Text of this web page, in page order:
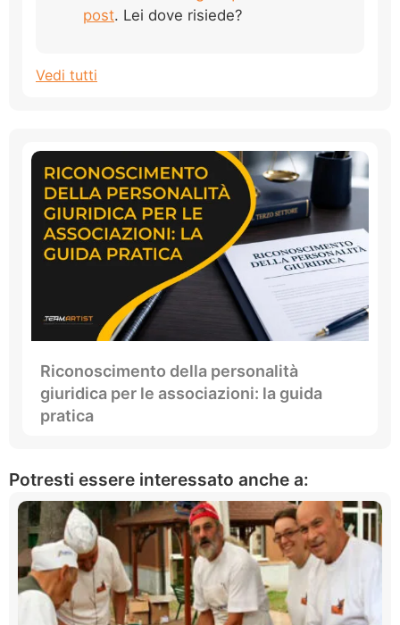
post. Lei dove risiede?
Vedi tutti
Riconoscimento della personalità
giuridica per le associazioni: la guida
pratica
Potresti essere interessato anche a: